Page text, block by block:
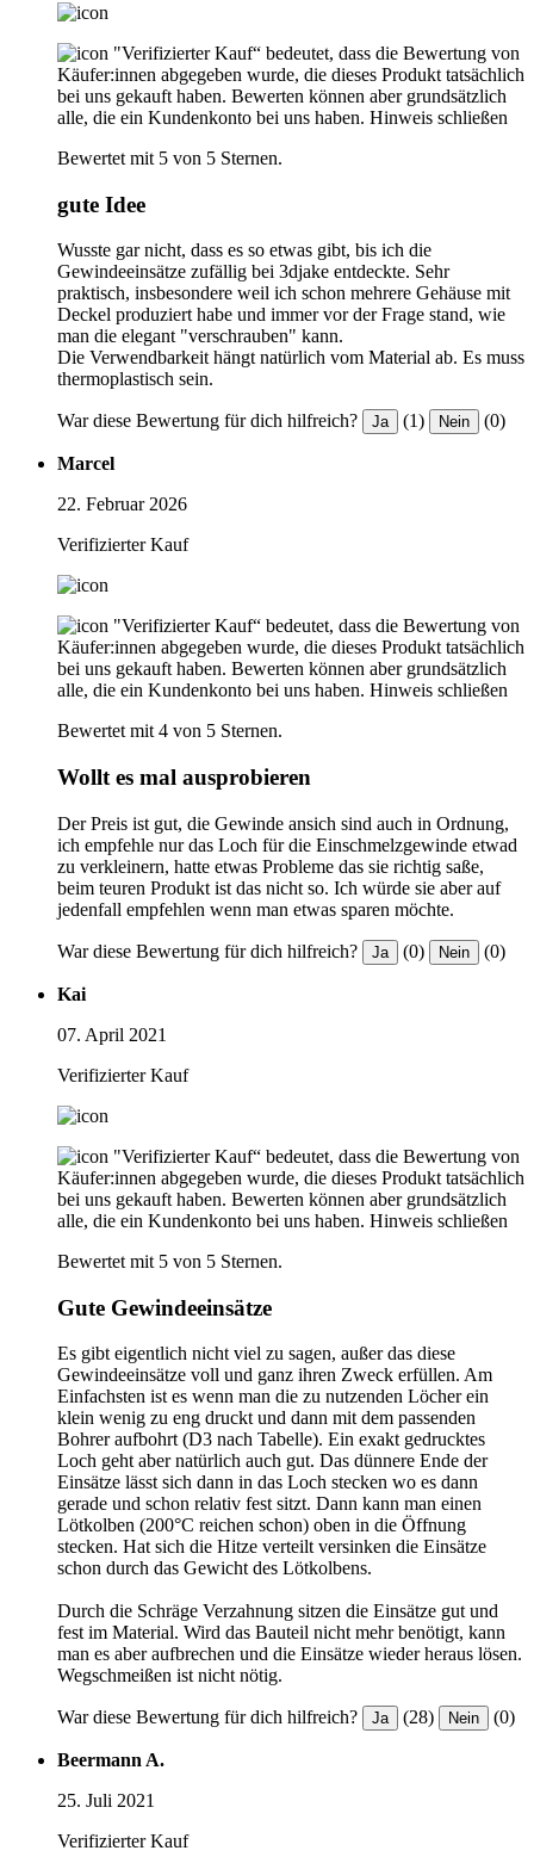
"Verifizierter Kauf“ bedeutet, dass die Bewertung von
Käufer:innen abgegeben wurde, die dieses Produkt tatsächlich
bei uns gekauft haben. Bewerten können aber grundsätzlich
alle, die ein Kundenkonto bei uns haben. Hinweis schließen
Bewertet mit 5 von 5 Sternen.
gute Idee
Wusste gar nicht, dass es so etwas gibt, bis ich die
Gewindeeinsätze zufällig bei 3djake entdeckte. Sehr
praktisch, insbesondere weil ich schon mehrere Gehäuse mit
Deckel produziert habe und immer vor der Frage stand, wie
man die elegant "verschrauben" kann.
Die Verwendbarkeit hängt natürlich vom Material ab. Es muss
thermoplastisch sein.
War diese Bewertung für dich hilfreich? Ja (1) Nein (0)
Marcel
22. Februar 2026
Verifizierter Kauf
"Verifizierter Kauf“ bedeutet, dass die Bewertung von
Käufer:innen abgegeben wurde, die dieses Produkt tatsächlich
bei uns gekauft haben. Bewerten können aber grundsätzlich
alle, die ein Kundenkonto bei uns haben. Hinweis schließen
Bewertet mit 4 von 5 Sternen.
Wollt es mal ausprobieren
Der Preis ist gut, die Gewinde ansich sind auch in Ordnung,
ich empfehle nur das Loch für die Einschmelzgewinde etwad
zu verkleinern, hatte etwas Probleme das sie richtig saße,
beim teuren Produkt ist das nicht so. Ich würde sie aber auf
jedenfall empfehlen wenn man etwas sparen möchte.
War diese Bewertung für dich hilfreich? Ja (0) Nein (0)
Kai
07. April 2021
Verifizierter Kauf
"Verifizierter Kauf“ bedeutet, dass die Bewertung von
Käufer:innen abgegeben wurde, die dieses Produkt tatsächlich
bei uns gekauft haben. Bewerten können aber grundsätzlich
alle, die ein Kundenkonto bei uns haben. Hinweis schließen
Bewertet mit 5 von 5 Sternen.
Gute Gewindeeinsätze
Es gibt eigentlich nicht viel zu sagen, außer das diese
Gewindeeinsätze voll und ganz ihren Zweck erfüllen. Am
Einfachsten ist es wenn man die zu nutzenden Löcher ein
klein wenig zu eng druckt und dann mit dem passenden
Bohrer aufbohrt (D3 nach Tabelle). Ein exakt gedrucktes
Loch geht aber natürlich auch gut. Das dünnere Ende der
Einsätze lässt sich dann in das Loch stecken wo es dann
gerade und schon relativ fest sitzt. Dann kann man einen
Lötkolben (200°C reichen schon) oben in die Öffnung
stecken. Hat sich die Hitze verteilt versinken die Einsätze
schon durch das Gewicht des Lötkolbens.
Durch die Schräge Verzahnung sitzen die Einsätze gut und
fest im Material. Wird das Bauteil nicht mehr benötigt, kann
man es aber aufbrechen und die Einsätze wieder heraus lösen.
Wegschmeißen ist nicht nötig.
War diese Bewertung für dich hilfreich? Ja (28) Nein (0)
Beermann A.
25. Juli 2021
Verifizierter Kauf